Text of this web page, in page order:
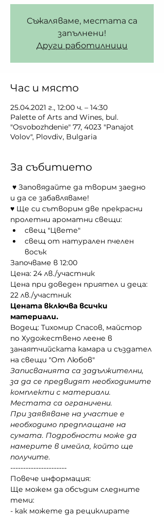
Съжаляваме, местата са
запълнени!
Други работилници
Час и място
25.04.2021 г., 12:00 ч. – 14:30
Palette of Arts and Wines, bul.
"Osvobozhdenie" 77, 4023 "Panajot
Volov", Plovdiv, Bulgaria
За събитието
♥ Заповядайте да творим заедно
и да се забавляваме!
♥ Ще си сътворим две прекрасни
пролетни ароматни свещи:
свещ "Цвете"
свещ от натурален пчелен
восък
Започваме в 12:00
Цена: 24 лв./участник
Цена при доведен приятел и деца:
22 лв./участник
Цената включва всички
материали.
Водещ: Тихомир Спасов, майстор
по Художествено леене в
занаятчийската камара и създател
на свещи "От Любов"
Записванията са задължителни,
за да се предвидят необходимите
комплекти с материали.
Местата са ограничени.
При заявяване на участие е
необходимо предплащане на
сумата. Подробности може да
намерите в имейла, който ще
получите.
----------------------
Повече информация:
Ще можем да обсъдим следните
теми:
- как можете да рециклирате